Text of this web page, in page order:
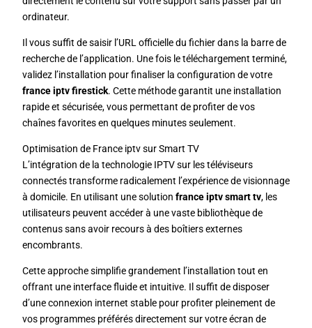
ordinateur.
Il vous suffit de saisir l’URL officielle du fichier dans la barre de
recherche de l’application. Une fois le téléchargement terminé,
validez l’installation pour finaliser la configuration de votre
france iptv firestick. Cette méthode garantit une installation
rapide et sécurisée, vous permettant de profiter de vos
chaînes favorites en quelques minutes seulement.
Optimisation de France iptv sur Smart TV
L’intégration de la technologie IPTV sur les téléviseurs
connectés transforme radicalement l’expérience de visionnage
à domicile. En utilisant une solution france iptv smart tv, les
utilisateurs peuvent accéder à une vaste bibliothèque de
contenus sans avoir recours à des boîtiers externes
encombrants.
Cette approche simplifie grandement l’installation tout en
offrant une interface fluide et intuitive. Il suffit de disposer
d’une connexion internet stable pour profiter pleinement de
vos programmes préférés directement sur votre écran de